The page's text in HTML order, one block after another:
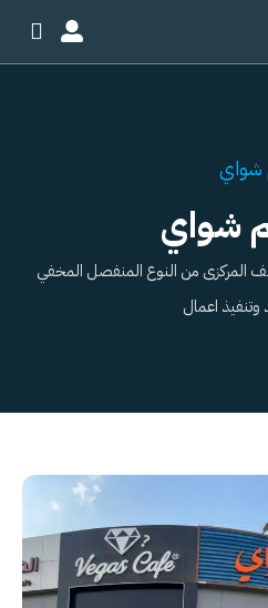
شواي
المركزى من النوع المنفصل المخفي
وتنفيذ اعمال